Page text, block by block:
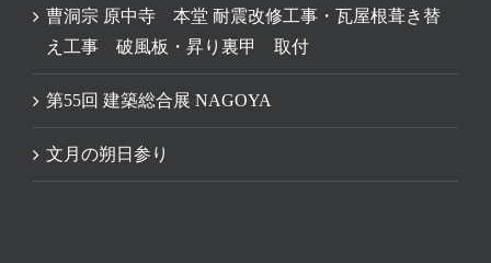
曹洞宗 原中寺 本堂 耐震改修工事・瓦屋根葺き替
え工事 破風板・昇り裏甲 取付
第55回 建築総合展 NAGOYA
文月の朔日参り